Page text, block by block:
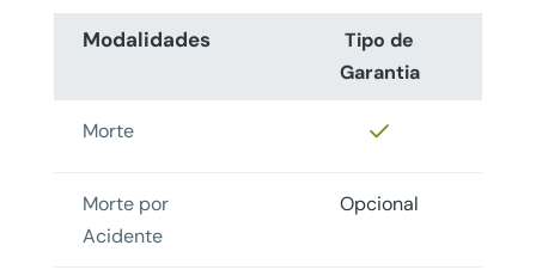
Modalidades
Tipo de
Garantia
Morte
Morte por
Acidente
Opcional